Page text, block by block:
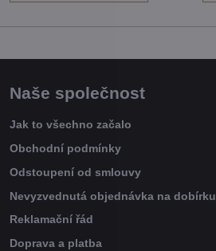
Naše společnost
Jak to všechno začalo
Obchodní podmínky
Odstoupení od smlouvy
Nevyzvednutá objednávka na dobírku
Reklamační řád
Doprava a platba